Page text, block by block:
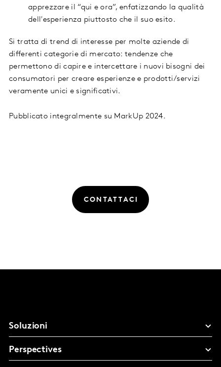
apprezzare il “qui e ora”, enfatizzando la qualità
dell'esperienza piuttosto che il suo esito.
Si tratta di trend di interesse per molte aziende di
differenti categorie di mercato: tendenze che
permettono di capire e intercettare i nuovi bisogni dei
consumatori per creare esperienze e prodotti/servizi
veramente unici e significativi.
Pubblicato integralmente su MarkUp 2024.
CONTATTACI
Soluzioni
Perspectives